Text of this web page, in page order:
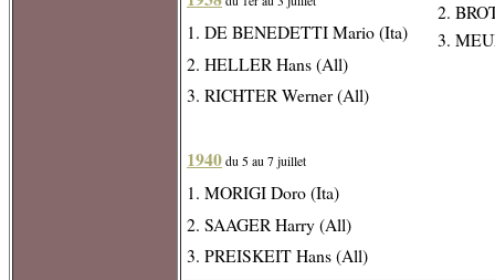
1. DE BENEDETTI Mario (Ita)
2. HELLER Hans (All)
3. RICHTER Werner (All)
1940 du 5 au 7 juillet
1. MORIGI Doro (Ita)
2. SAAGER Harry (All)
3. PREISKEIT Hans (All)
2.
3.